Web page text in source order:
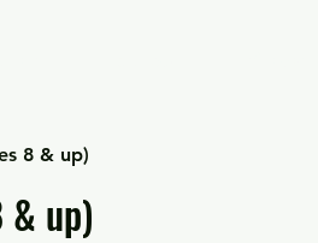
8 & up)
& up)